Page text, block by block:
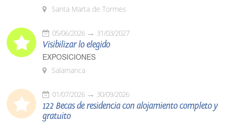
Santa Marta de Tormes
05/06/2026 31/03/2027
Visibilizar lo elegido
EXPOSICIONES
Salamanca
01/07/2026 30/09/2026
122 Becas de residencia con alojamiento completo y
gratuito